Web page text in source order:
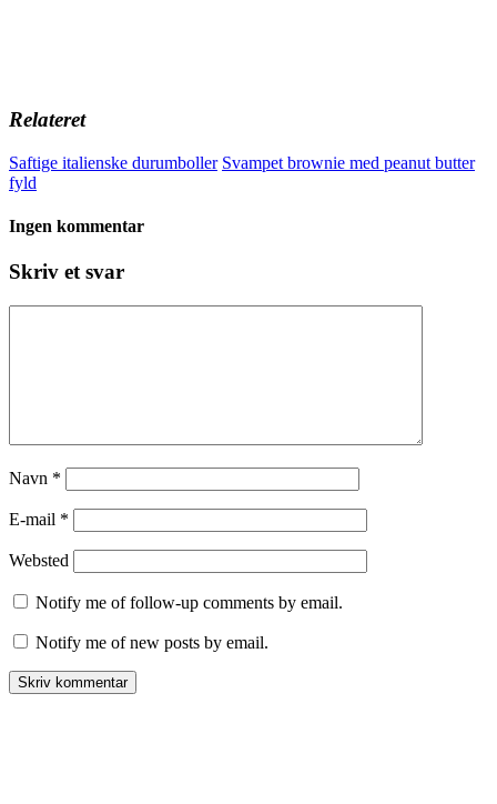
Relateret
Saftige italienske durumboller Svampet brownie med peanut butter
fyld
Ingen kommentar
Skriv et svar
Navn *
E-mail *
Websted
Notify me of follow-up comments by email.
Notify me of new posts by email.